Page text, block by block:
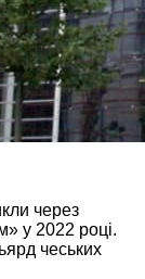
через
у 2022 році.
чеських